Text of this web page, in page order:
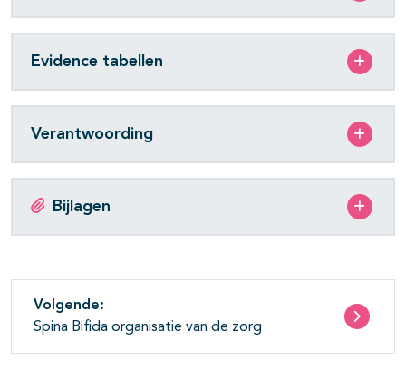
Evidence tabellen
Verantwoording
Bijlagen
Volgende:
Spina Bifida organisatie van de zorg